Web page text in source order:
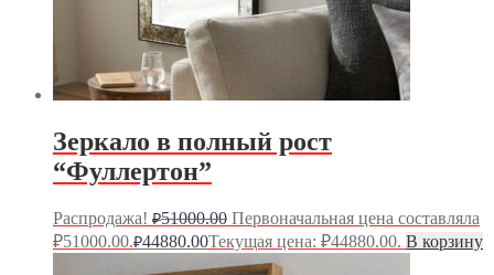
Зеркало в полный рост
“Фуллертон”
Распродажа! ₽51000.00 Первоначальная цена составляла
₽51000.00.₽44880.00Текущая цена: ₽44880.00. В корзину